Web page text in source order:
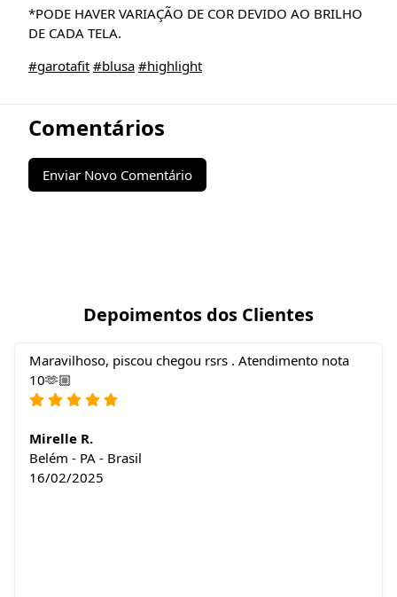
*PODE HAVER VARIAÇÃO DE COR DEVIDO AO BRILHO
DE CADA TELA.
#garotafit #blusa #highlight
Comentários
Enviar Novo Comentário
Depoimentos dos Clientes
Maravilhoso, piscou chegou rsrs . Atendimento nota
10🫶🏼
Mirelle R.
Belém - PA - Brasil
16/02/2025